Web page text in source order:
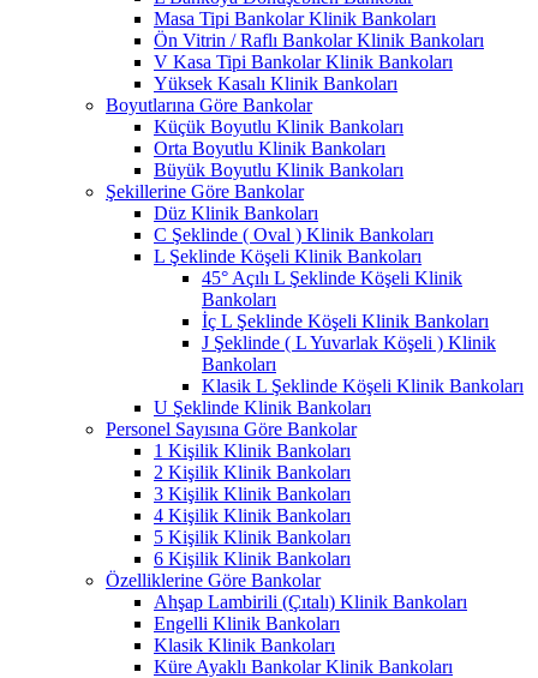
Masa Tipi Bankolar Klinik Bankoları
Ön Vitrin / Raflı Bankolar Klinik Bankoları
V Kasa Tipi Bankolar Klinik Bankoları
Yüksek Kasalı Klinik Bankoları
Boyutlarına Göre Bankolar
Küçük Boyutlu Klinik Bankoları
Orta Boyutlu Klinik Bankoları
Büyük Boyutlu Klinik Bankoları
Şekillerine Göre Bankolar
Düz Klinik Bankoları
C Şeklinde ( Oval ) Klinik Bankoları
L Şeklinde Köşeli Klinik Bankoları
45° Açılı L Şeklinde Köşeli Klinik
Bankoları
İç L Şeklinde Köşeli Klinik Bankoları
J Şeklinde ( L Yuvarlak Köşeli ) Klinik
Bankoları
Klasik L Şeklinde Köşeli Klinik Bankoları
U Şeklinde Klinik Bankoları
Personel Sayısına Göre Bankolar
1 Kişilik Klinik Bankoları
2 Kişilik Klinik Bankoları
3 Kişilik Klinik Bankoları
4 Kişilik Klinik Bankoları
5 Kişilik Klinik Bankoları
6 Kişilik Klinik Bankoları
Özelliklerine Göre Bankolar
Ahşap Lambirili (Çıtalı) Klinik Bankoları
Engelli Klinik Bankoları
Klasik Klinik Bankoları
Küre Ayaklı Bankolar Klinik Bankoları